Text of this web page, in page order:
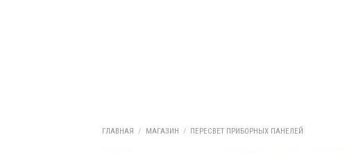
ГЛАВНАЯ / МАГАЗИН / ПЕРЕСВЕТ ПРИБОРНЫХ ПАНЕЛЕЙ